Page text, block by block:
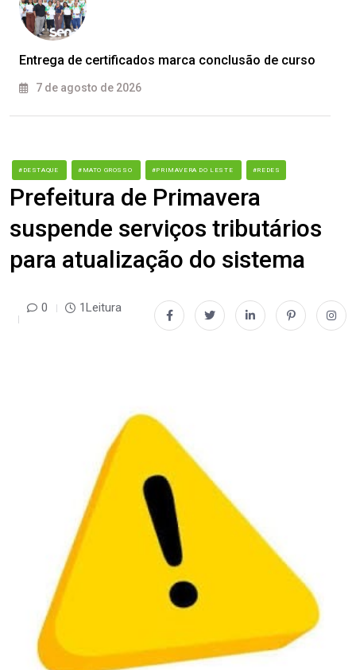
Entrega de certificados marca conclusão de curso
7 de agosto de 2026
#DESTAQUE #MATO GROSSO #PRIMAVERA DO LESTE #REDES
Prefeitura de Primavera
suspende serviços tributários
para atualização do sistema
0 1Leitura